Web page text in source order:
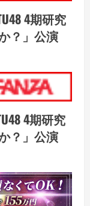
4期研究
？」公演
4期研究
？」公演